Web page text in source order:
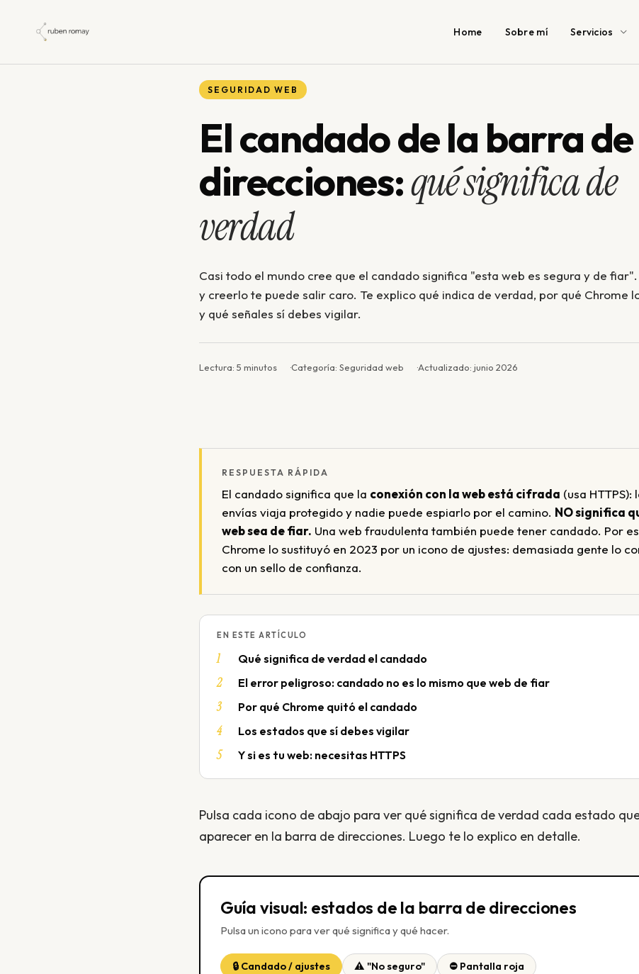
Home Sobre mí Servicios
SEGURIDAD WEB
El candado de la barra de
direcciones:qué significa de
verdad
Casi todo el mundo cree que el candado significa "esta web es segura y de
y creerlo te puede salir caro. Te explico qué indica de verdad, por qué Chrome
y qué señales sí debes vigilar.
Lectura: 5 minutos Categoría: Seguridad web Actualizado: junio 2026
RESPUESTA RÁPIDA
El candado significa que la conexión con la web está cifrada (usa HTTPS):
envías viaja protegido y nadie puede espiarlo por el camino. NO significa
web sea de fiar. Una web fraudulenta también puede tener candado. Por
Chrome lo sustituyó en 2023 por un icono de ajustes: demasiada gente lo
con un sello de confianza.
EN ESTE ARTÍCULO
Qué significa de verdad el candado
El error peligroso: candado no es lo mismo que web de fiar
Por qué Chrome quitó el candado
Los estados que sí debes vigilar
Y si es tu web: necesitas HTTPS
Pulsa cada icono de abajo para ver qué significa de verdad cada estado
aparecer en la barra de direcciones. Luego te lo explico en detalle.
Guía visual: estados de la barra de direcciones
Pulsa un icono para ver qué significa y qué hacer.
🔒 Candado / ajustes ⚠ "No seguro" ⛔ Pantalla roja